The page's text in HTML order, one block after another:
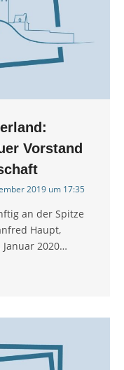
Vorstand
2019 um 17:35
an der Spitze
Haupt,
2020…